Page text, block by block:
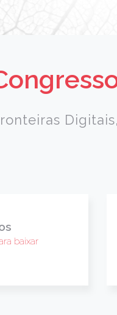
baixar